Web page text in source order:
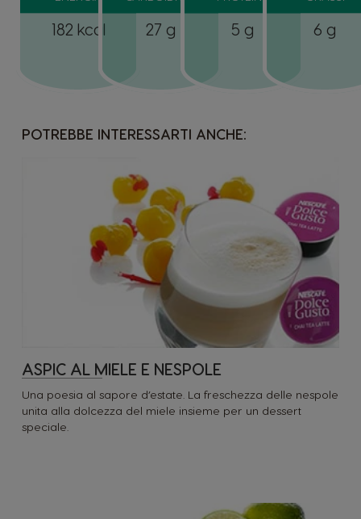
182 kcal 27 g 5 g 6 g
POTREBBE INTERESSARTI ANCHE:
ASPIC AL MIELE E NESPOLE
Una poesia al sapore d’estate. La freschezza delle nespole
unita alla dolcezza del miele insieme per un dessert
speciale.